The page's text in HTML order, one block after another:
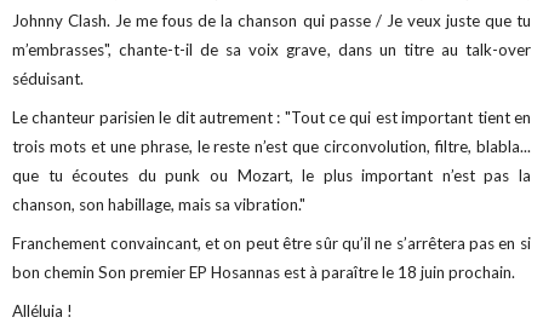
Johnny Clash. Je me fous de la chanson qui passe / Je veux juste que tu
m’embrasses", chante-t-il de sa voix grave, dans un titre au talk-over
séduisant.
Le chanteur parisien le dit autrement : "Tout ce qui est important tient en
trois mots et une phrase, le reste n’est que circonvolution, filtre, blabla...
que tu écoutes du punk ou Mozart, le plus important n’est pas la
chanson, son habillage, mais sa vibration."
Franchement convaincant, et on peut être sûr qu’il ne s’arrêtera pas en si
bon chemin Son premier EP Hosannas est à paraître le 18 juin prochain.
Alléluia !